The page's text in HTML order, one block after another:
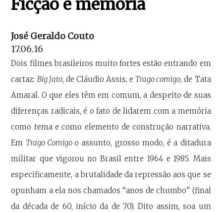
Ficção e memória
José Geraldo Couto
17.06.16
Dois filmes brasileiros muito fortes estão entrando em
cartaz: Big Jato, de Cláudio Assis, e Trago comigo, de Tata
Amaral. O que eles têm em comum, a despeito de suas
diferenças radicais, é o fato de lidarem com a memória
como tema e como elemento de construção narrativa.
Em Trago Comigoo assunto, grosso modo, é a ditadura
militar que vigorou no Brasil entre 1964 e 1985. Mais
especificamente, a brutalidade da repressão aos que se
opunham a ela nos chamados “anos de chumbo” (final
da década de 60, início da de 70). Dito assim, soa um